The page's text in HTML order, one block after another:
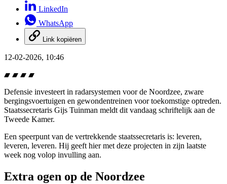
LinkedIn
WhatsApp
Link kopiëren
12-02-2026, 10:46
Defensie investeert in radarsystemen voor de Noordzee, zware
bergingsvoertuigen en gewondentreinen voor toekomstige optreden.
Staatssecretaris Gijs Tuinman meldt dit vandaag schriftelijk aan de
Tweede Kamer.
Een speerpunt van de vertrekkende staatssecretaris is: leveren,
leveren, leveren. Hij geeft hier met deze projecten in zijn laatste
week nog volop invulling aan.
Extra ogen op de Noordzee